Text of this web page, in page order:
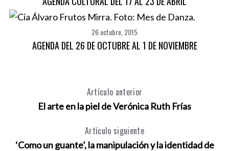
26 octubre, 2015
AGENDA DEL 26 DE OCTUBRE AL 1 DE NOVIEMBRE
Artículo anterior
El arte en la piel de Verónica Ruth Frías
Artículo siguiente
‘Como un guante’, la manipulación y la identidad de